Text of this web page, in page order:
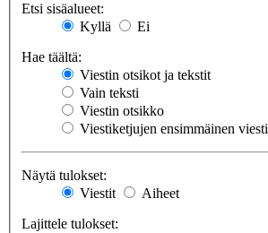
Etsi sisäalueet:
Kyllä
Ei
Hae täältä:
Viestin otsikot ja tekstit
Vain teksti
Viestin otsikko
Viestiketjujen ensimmäinen viesti
Näytä tulokset:
Viestit
Aiheet
Lajittele tulokset: